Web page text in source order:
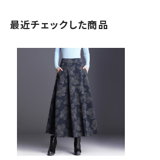
最近チェックした商品